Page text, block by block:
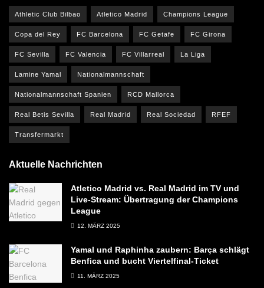
Athletic Club Bilbao Atletico Madrid Champions League
Copa del Rey FC Barcelona FC Getafe FC Girona
FC Sevilla FC Valencia FC Villarreal La Liga
Lamine Yamal Nationalmannschaft
Nationalmannschaft Spanien RCD Mallorca
Real Betis Sevilla Real Madrid Real Sociedad RFEF
Transfermarkt
Aktuelle Nachrichten
Atletico Madrid vs. Real Madrid im TV und
Live-Stream: Übertragung der Champions
League
12. MÄRZ 2025
Yamal und Raphinha zaubern: Barça schlägt
Benfica und bucht Viertelfinal-Ticket
11. MÄRZ 2025